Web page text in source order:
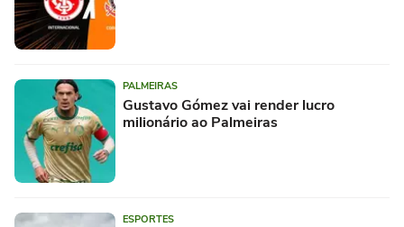
PALMEIRAS
Gustavo Gómez vai render lucro
milionário ao Palmeiras
ESPORTES